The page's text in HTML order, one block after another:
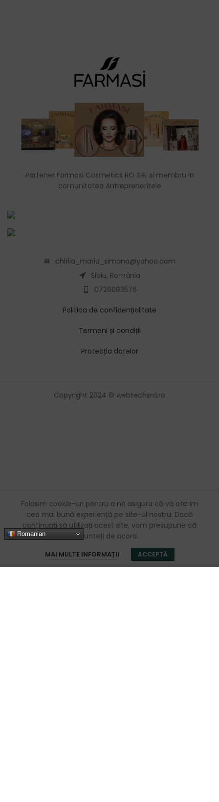
Partener Farmasi Cosmetics RO SRL si membru in
comunitatea Antreprenoritele
chirila_maria_simona@yahoo.com
Sibiu, România
0726083576
Politica de confidențialitate
Termeni și condiții
Protecția datelor
Copyright 2024 © webtechsrd.ro
Folosim cookie-uri pentru a ne asigura că vă oferim
cea mai bună experiență pe site-ul nostru. Dacă
continuați să utilizați acest site, vom presupune că
sunteți de acord.
MAI MULTE INFORMAȚII ACCEPTĂ
Romanian
Coș Contul meu